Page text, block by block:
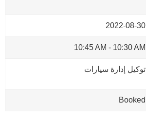
2022-08-30
10:30 AM
-
10:45 AM
توكيل إدارة سيارات
Booked